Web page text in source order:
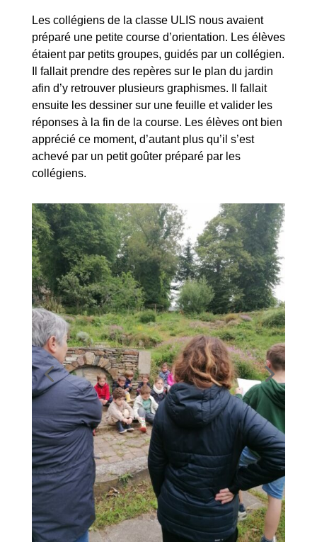
Les collégiens de la classe ULIS nous avaient
préparé une petite course d’orientation. Les élèves
étaient par petits groupes, guidés par un collégien.
Il fallait prendre des repères sur le plan du jardin
afin d’y retrouver plusieurs graphismes. Il fallait
ensuite les dessiner sur une feuille et valider les
réponses à la fin de la course. Les élèves ont bien
apprécié ce moment, d’autant plus qu’il s’est
achevé par un petit goûter préparé par les
collégiens.